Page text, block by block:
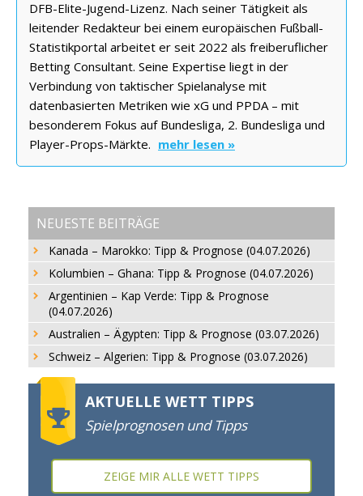
DFB-Elite-Jugend-Lizenz. Nach seiner Tätigkeit als
leitender Redakteur bei einem europäischen Fußball-
Statistikportal arbeitet er seit 2022 als freiberuflicher
Betting Consultant. Seine Expertise liegt in der
Verbindung von taktischer Spielanalyse mit
datenbasierten Metriken wie xG und PPDA – mit
besonderem Fokus auf Bundesliga, 2. Bundesliga und
Player-Props-Märkte. mehr lesen »
NEUESTE BEITRÄGE
Kanada – Marokko: Tipp & Prognose (04.07.2026)
Kolumbien – Ghana: Tipp & Prognose (04.07.2026)
Argentinien – Kap Verde: Tipp & Prognose
(04.07.2026)
Australien – Ägypten: Tipp & Prognose (03.07.2026)
Schweiz – Algerien: Tipp & Prognose (03.07.2026)
AKTUELLE WETT TIPPS
Spielprognosen und Tipps
ZEIGE MIR ALLE WETT TIPPS